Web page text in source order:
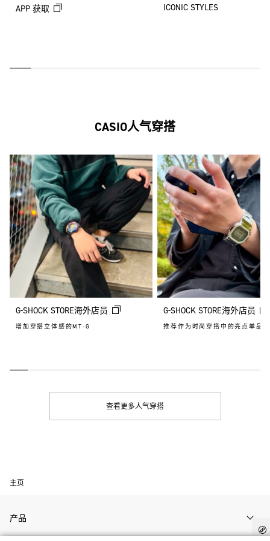
APP 获取 ICONIC STYLES
CASIO人气穿搭
G-SHOCK STORE海外店员
增加穿搭立体感的MT-G
G-SHOCK STORE海外店员
推荐作为时尚穿搭中的亮点单品
查看更多人气穿搭
主页
产品